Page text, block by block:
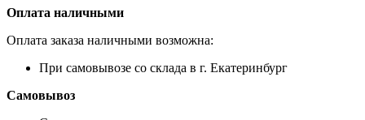
Оплата наличными
Оплата заказа наличными возможна:
При самовывозе со склада в г. Екатеринбург
Самовывоз